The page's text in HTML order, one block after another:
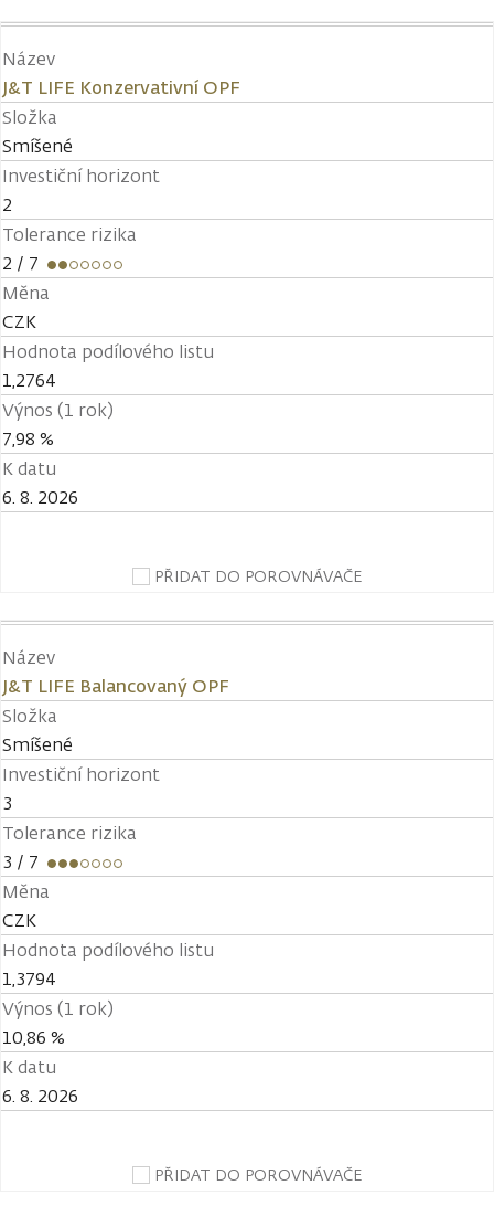
Název
J&T LIFE Konzervativní OPF
Složka
Smíšené
Investiční horizont
2
Tolerance rizika
2 / 7
Měna
CZK
Hodnota podílového listu
1,2764
Výnos (1 rok)
7,98 %
K datu
6. 8. 2026
PŘIDAT DO POROVNÁVAČE
Název
J&T LIFE Balancovaný OPF
Složka
Smíšené
Investiční horizont
3
Tolerance rizika
3 / 7
Měna
CZK
Hodnota podílového listu
1,3794
Výnos (1 rok)
10,86 %
K datu
6. 8. 2026
PŘIDAT DO POROVNÁVAČE